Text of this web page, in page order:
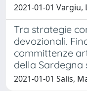
2021-01-01 Vargiu,
Tra strategie
devozionali.
committenze
della Sardegna
2021-01-01 Salis,